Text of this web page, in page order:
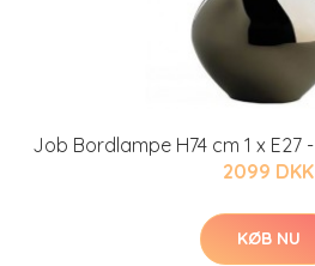
Job Bordlampe H74 cm 1 x
2099 DKK
KØB NU